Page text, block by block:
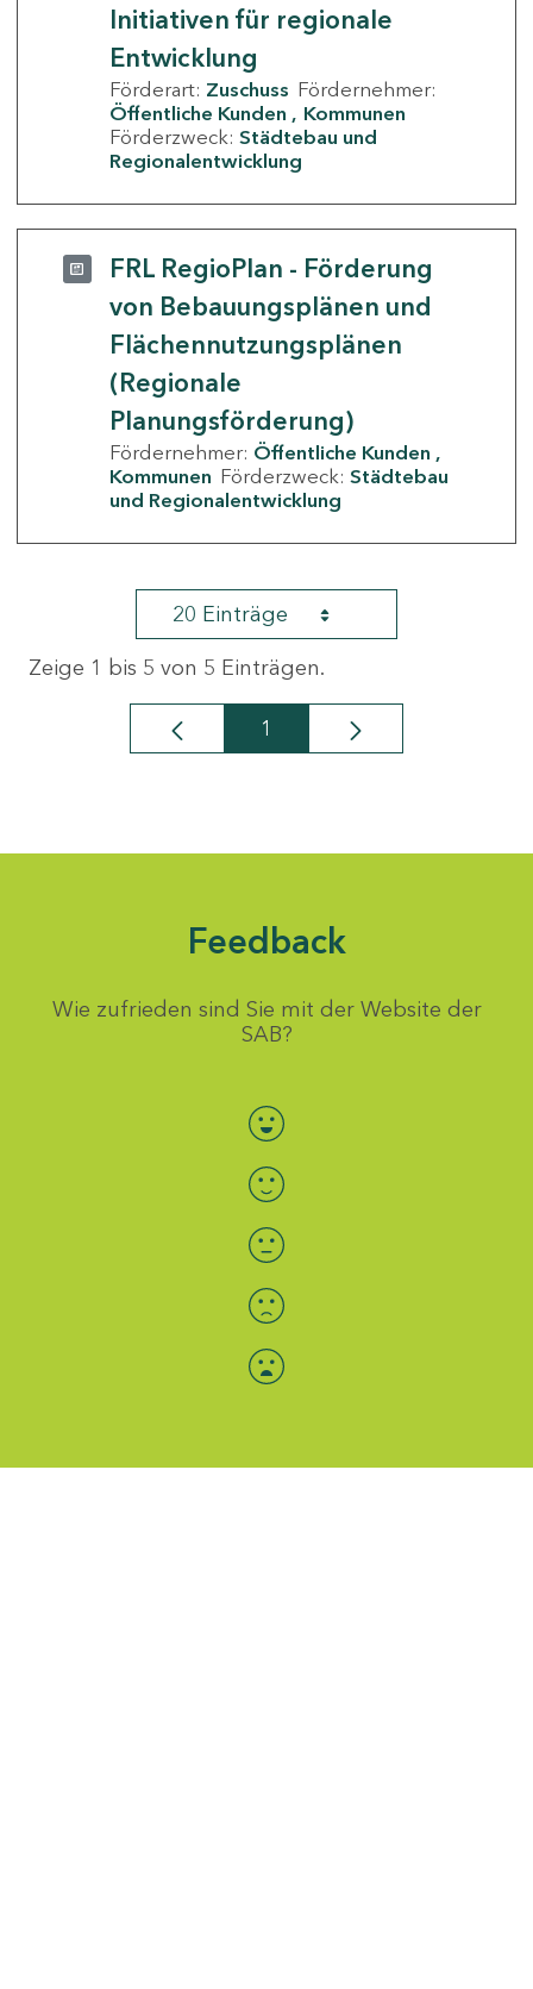
Initiativen für regionale
Entwicklung
Förderart: Zuschuss Fördernehmer:
Öffentliche Kunden
Kommunen
Förderzweck: Städtebau und
Regionalentwicklung
FRL RegioPlan - Förderung
von Bebauungsplänen und
Flächennutzungsplänen
(Regionale
Planungsförderung)
Fördernehmer: Öffentliche Kunden
Kommunen Förderzweck: Städtebau
und Regionalentwicklung
20 Einträge
Zeige 1 bis 5 von 5 Einträgen.
Seite
1
Feedback
Wie zufrieden sind Sie mit der Website der
SAB?
Bewertung auswählen